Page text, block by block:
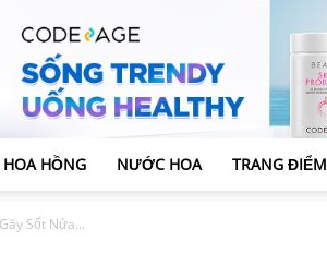
HỒNG NƯỚC HOA TRANG ĐIỂM
Sốt Nửa...